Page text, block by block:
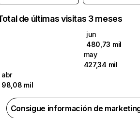
de últimas visitas 3 meses
jun
480,73 mil
may
427,34 mil
abr
98,08 mil
Consigue información de